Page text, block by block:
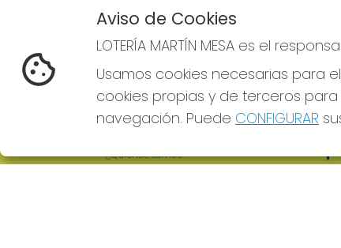
Imagen anterior
LOTERÍA MARTÍN MESA
¿Quiénes somos?
Aviso de Cookies
LOTERÍA MARTÍN MESA es el
Usamos cookies necesarias para
cookies propias y de terceros
navegación. Puede CONFIGURAR